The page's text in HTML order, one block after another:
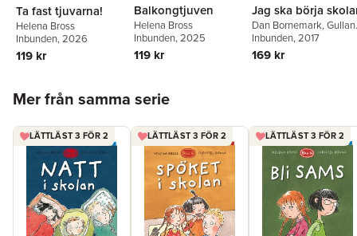
Ta fast tjuvarna!
Helena Bross
Inbunden, 2026
119 kr
Balkongtjuven
Helena Bross
Inbunden, 2025
119 kr
Jag ska börja
Dan Bornemark, Gullan
Bornemark,Helena
Bross,Helen Dahlbäck
Kristian Hallberg
Nilsson,Johan Unenge,
Jesús Verona, Filippa
Widlund,Carin Wirsén
Inbunden, 2017
169 kr
Mer från samma serie
LÄTTLÄST 3 FÖR 2 LÄTTLÄST 3 FÖR 2 LÄTTLÄST 3 FÖR 2